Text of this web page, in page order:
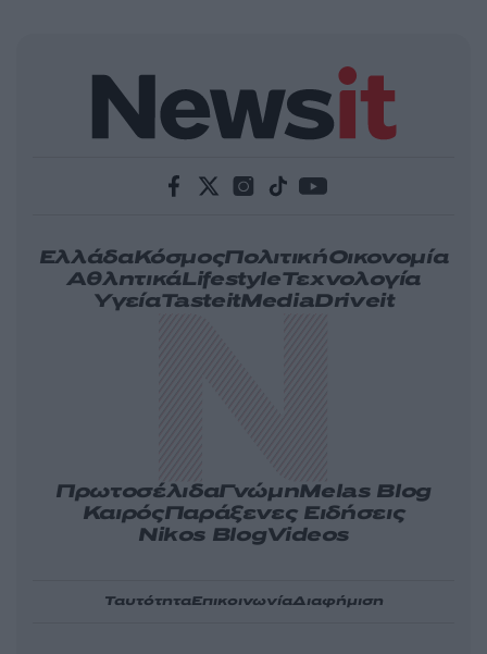
ΕλλάδαΚόσμοςΠολιτικήΟικονομία
ΑθλητικάLifestyleΤεχνολογία
ΥγείαTasteitMediaDriveit
ΠρωτοσέλιδαΓνώμηMelas Blog
ΚαιρόςΠαράξενες Ειδήσεις
Nikos BlogVideos
ΤαυτότηταΕπικοινωνίαΔιαφήμιση